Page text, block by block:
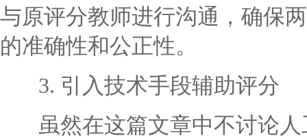
与原评分教师进行沟通，确保
的准确性和公正性。
3. 引入技术手段辅助评分
虽然在这篇文章中不讨论人